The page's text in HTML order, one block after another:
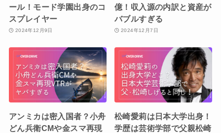
ール！モード学園出身のコ
スプレイヤー
2024年12月9日
億！収入源の内訳と資産が
バブルすぎる
2024年12月7日
アンミカは密入国者？小舟
どん兵衛CMや金スマ再現
松崎愛莉は日本大学出身！
学歴は芸術学部で父親松崎